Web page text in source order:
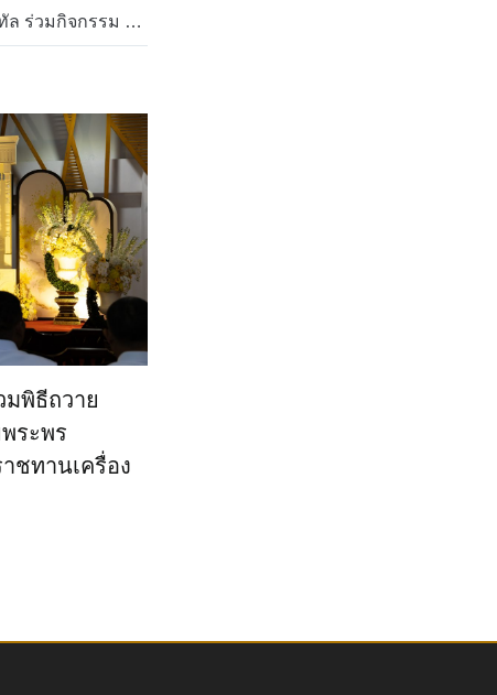
คณะเทคโนโลยีดิจิทัล ร่วมกิจกรรม CRRU Roadshow 2025 (HUB 6)
พิธีถวาย
ระพร
ชทานเครื่อง